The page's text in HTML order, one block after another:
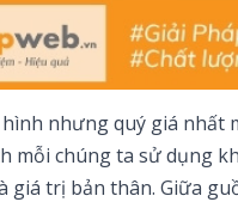
nhưng quý giá nhất
mỗi chúng ta sử dụng
giá trị bản thân. Giữa